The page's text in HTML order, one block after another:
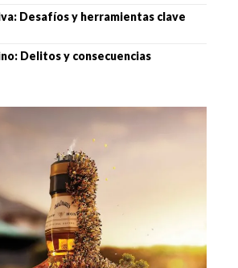
Desafíos y herramientas clave
Delitos y consecuencias